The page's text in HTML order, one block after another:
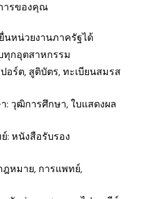
ารของคุณ
นหน่วยงานภาครัฐได้
ทุกอุตสาหกรรม
ร์ต, สูติบัตร, ทะเบียนสมรส
: วุฒิการศึกษา, ใบแสดงผล
: หนังสือรับรอง
ฎหมาย, การแพทย์,